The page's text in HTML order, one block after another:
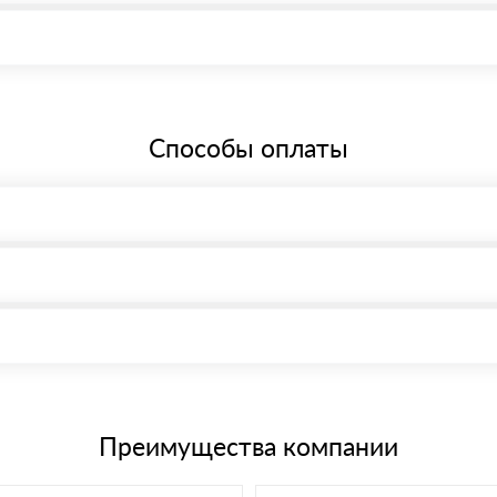
Способы оплаты
через системы электронных платежей.
банковским картам
материала после проверки качества и количества заказанного
Преимущества компании